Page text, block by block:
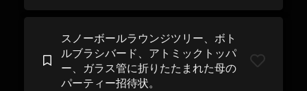
スノーボールラウンジツリー、ボト
ルブラシバード、アトミックトッパ
ー、ガラス管に折りたたまれた母の
パーティー招待状。